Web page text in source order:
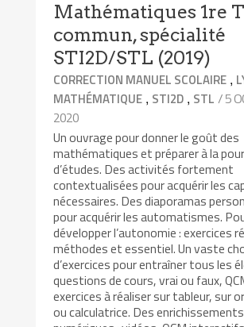
Mathématiques 1re
commun, spécialité
STI2D/STL (2019)
CORRECTION MANUEL SCOLAIRE ,
MATHÉMATIQUE , STI2D , STL / 5
2020
Un ouvrage pour donner le goût des
mathématiques et préparer à la
d’études. Des activités fortement
contextualisées pour acquérir les
nécessaires. Des diaporamas
pour acquérir les automatismes.
développer l’autonomie : exercices
méthodes et essentiel. Un vaste
d’exercices pour entraîner tous les
questions de cours, vrai ou faux,
exercices à réaliser sur tableur, sur
ou calculatrice. Des enrichissements